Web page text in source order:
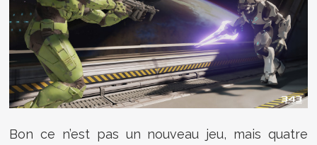
Bon ce n’est pas un nouveau jeu, mais quatre